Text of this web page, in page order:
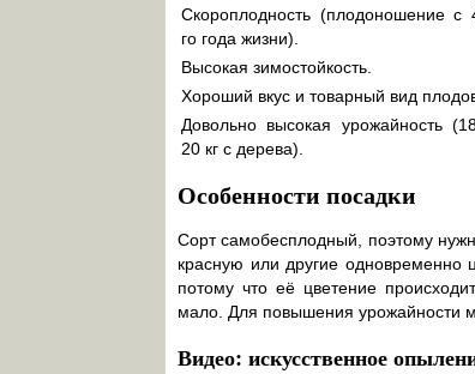
Скороплодность (плодоношение с
го года жизни).
Высокая зимостойкость.
Хороший вкус и товарный вид
Довольно высокая урожайность
20 кг с дерева).
Особенности посадки
Сорт самобесплодный, поэтому
красную или другие одновременно
потому что её цветение
мало. Для повышения урожайности
Видео: искусственное